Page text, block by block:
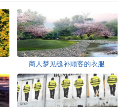
商人梦见缝补顾客的衣服